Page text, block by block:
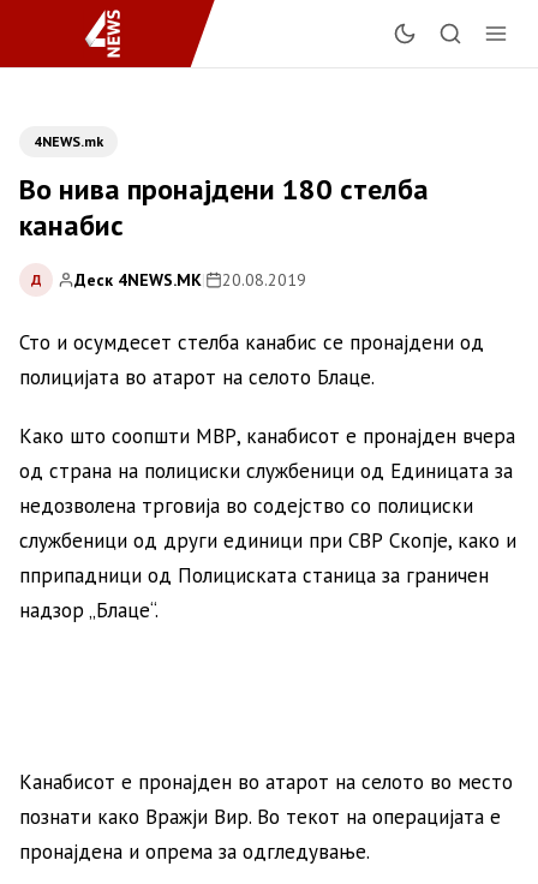
4NEWS.mk
Во нива пронајдени 180 стелба
канабис
Д Деск 4NEWS.MK| 20.08.2019
Сто и осумдесет стелба канабис се пронајдени од
полицијата во атарот на селото Блаце.
Како што соопшти МВР, канабисот е пронајден вчера
од страна на полициски службеници од Единицата за
недозволена трговија во содејство со полициски
службеници од други единици при СВР Скопје, како и
пприпадници од Полициската станица за граничен
надзор „Блаце“.
Канабисот е пронајден во атарот на селото во место
познати како Вражји Вир. Во текот на операцијата е
пронајдена и опрема за одгледување.